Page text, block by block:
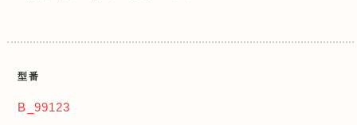
型番
B_99123